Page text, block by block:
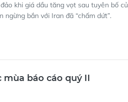
khi giá dầu tăng vọt sau tuyên bố
bắn với Iran đã “chấm dứt”.
báo cáo quý II